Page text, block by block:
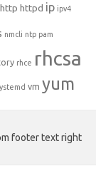
http httpd ip ipv4
nmcli ntp pam
rhce rhcsa
vm yum
footer text right